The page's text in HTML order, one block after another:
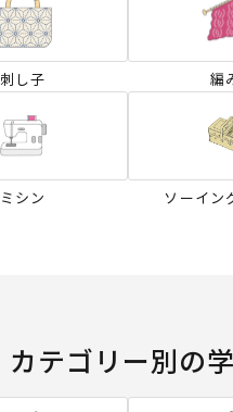
刺し子 編
ミシン ソーイン
カテゴリー別の